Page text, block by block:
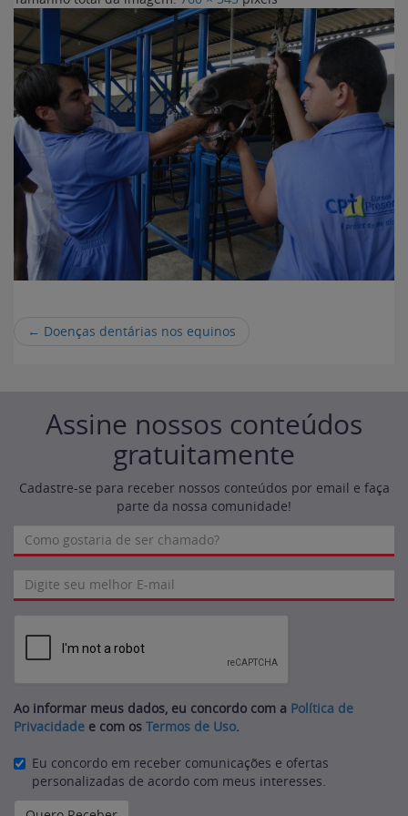
← Doenças dentárias nos equinos
Assine nossos conteúdos
gratuitamente
Cadastre-se para receber nossos conteúdos por email e faça
parte da nossa comunidade!
Ao informar meus dados, eu concordo com a Política de
Privacidade e com os Termos de Uso.
Eu concordo em receber comunicações e ofertas
personalizadas de acordo com meus interesses.